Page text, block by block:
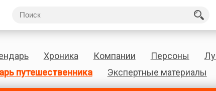
Хроника Компании Персоны
путешественника Экспертные материалы